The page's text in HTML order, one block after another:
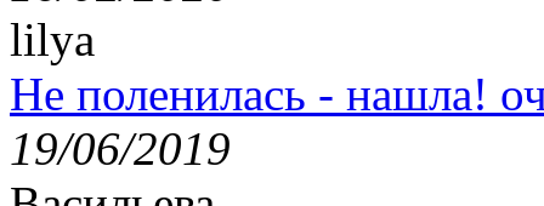
lilya
Не поленилась - нашла!
19/06/2019